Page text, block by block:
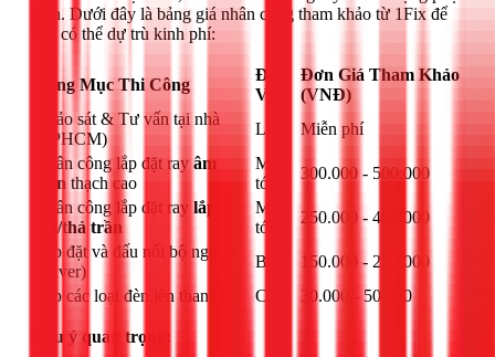
kiện. Dưới đây là bảng giá nhân công tham khảo từ 1Fix để
bạn có thể dự trù kinh phí:
Hạng Mục Thi Công
Đơn
Vị
Đơn Giá Tham Khảo
(VNĐ)
Khảo sát & Tư vấn tại nhà
(TPHCM)
Lần
Miễn phí
Nhân công lắp đặt ray âm
trần thạch cao
Mét
tới
300.000 - 500.000
Nhân công lắp đặt ray lắp
nổi/thả trần
Mét
tới
250.000 - 400.000
Lắp đặt và đấu nối bộ nguồn
(driver)
Bộ
150.000 - 250.000
Lắp các loại đèn lên thanh ray
Cái 30.000 - 50.000
Lưu ý quan trọng: